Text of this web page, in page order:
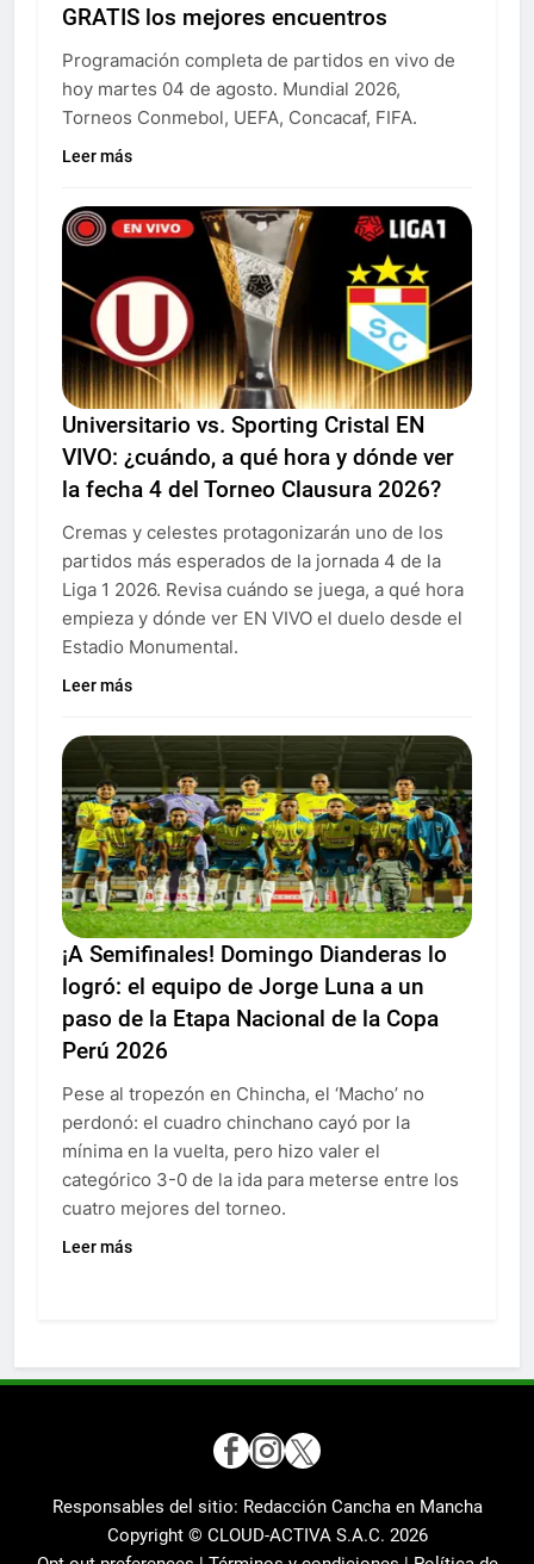
GRATIS los mejores encuentros
Programación completa de partidos en vivo de
hoy martes 04 de agosto. Mundial 2026,
Torneos Conmebol, UEFA, Concacaf, FIFA.
Leer más
Universitario vs. Sporting Cristal EN
VIVO: ¿cuándo, a qué hora y dónde ver
la fecha 4 del Torneo Clausura 2026?
Cremas y celestes protagonizarán uno de los
partidos más esperados de la jornada 4 de la
Liga 1 2026. Revisa cuándo se juega, a qué hora
empieza y dónde ver EN VIVO el duelo desde el
Estadio Monumental.
Leer más
¡A Semifinales! Domingo Dianderas lo
logró: el equipo de Jorge Luna a un
paso de la Etapa Nacional de la Copa
Perú 2026
Pese al tropezón en Chincha, el ‘Macho’ no
perdonó: el cuadro chinchano cayó por la
mínima en la vuelta, pero hizo valer el
categórico 3-0 de la ida para meterse entre los
cuatro mejores del torneo.
Leer más
Responsables del sitio: Redacción Cancha en Mancha
Copyright © CLOUD-ACTIVA S.A.C. 2026